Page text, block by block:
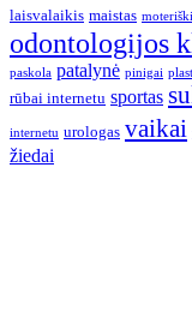
laisvalaikis maistas
odontologijos
paskola patalynė pinigai
rūbai internetu sportas
internetu urologas vaikai
žiedai